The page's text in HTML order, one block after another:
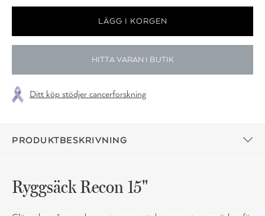
HITTA VARAN I BUTIK
Ditt köp stödjer cancerforskning
PRODUKTBESKRIVNING
Ryggsäck Recon 15"